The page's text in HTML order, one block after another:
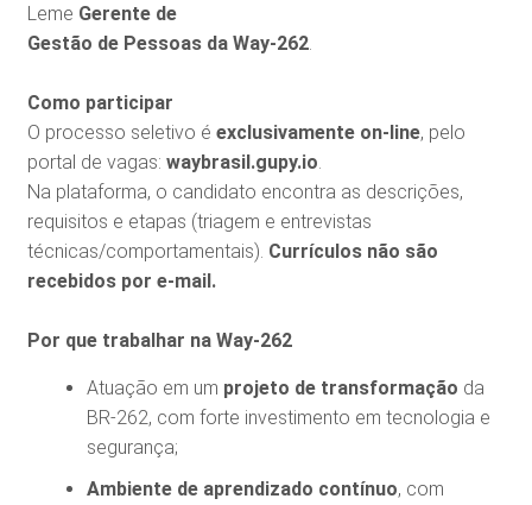
Leme Gerente de
Gestão de Pessoas da Way-262.
Como participar
O processo seletivo é exclusivamente on-line, pelo
portal de vagas: waybrasil.gupy.io
Na plataforma, o candidato encontra as descrições,
requisitos e etapas (triagem e entrevistas
técnicas/comportamentais). Currículos não são
recebidos por e-mail.
Por que trabalhar na Way-262
Atuação em um projeto de transformação da
BR-262, com forte investimento em tecnologia e
segurança;
Ambiente de aprendizado contínuo, com